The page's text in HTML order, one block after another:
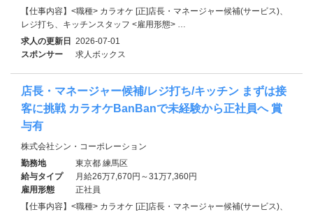
【仕事内容】<職種> カラオケ [正]店長・マネージャー候補(サービス)、
レジ打ち、キッチンスタッフ <雇用形態> …
求人の更新日 2026-07-01
スポンサー
求人ボックス
店長・マネージャー候補/レジ打ち/キッチン まずは接
客に挑戦 カラオケBanBanで未経験から正社員へ 賞
与有
株式会社シン・コーポレーション
勤務地
東京都 練馬区
給与タイプ
月給26万7,670円～31万7,360円
雇用形態
正社員
【仕事内容】<職種> カラオケ [正]店長・マネージャー候補(サービス)、